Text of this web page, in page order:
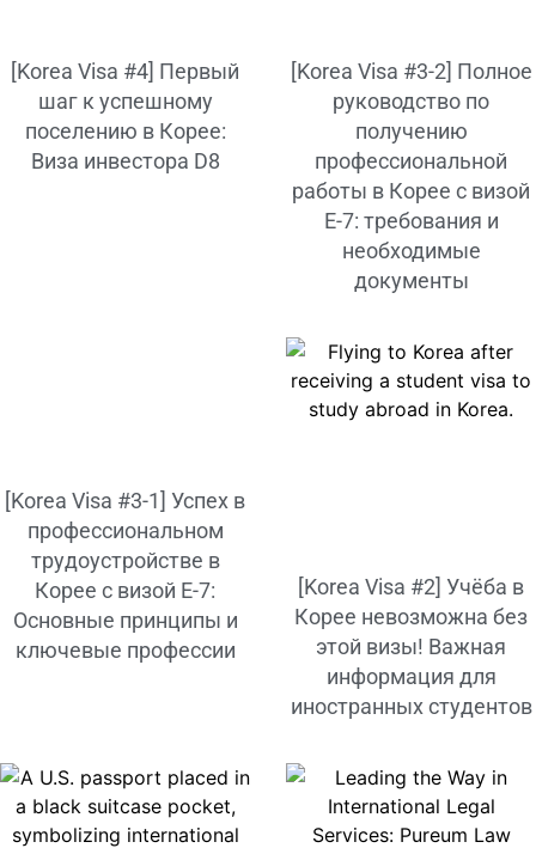
[Korea Visa #4] Первый
шаг к успешному
поселению в Корее:
Виза инвестора D8
[Korea Visa #3-2] Полное
руководство по
получению
профессиональной
работы в Корее с визой
E-7: требования и
необходимые
документы
[Korea Visa #3-1] Успех в
профессиональном
трудоустройстве в
Корее с визой E-7:
Основные принципы и
ключевые профессии
[Korea Visa #2] Учёба в
Корее невозможна без
этой визы! Важная
информация для
иностранных студентов